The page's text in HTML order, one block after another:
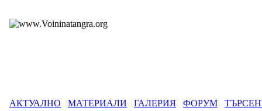
АКТУАЛНО МАТЕРИАЛИ ГАЛЕРИЯ ФОРУМ